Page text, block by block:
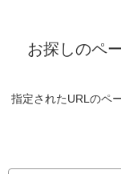
お探しのペ
指定されたURLのペ